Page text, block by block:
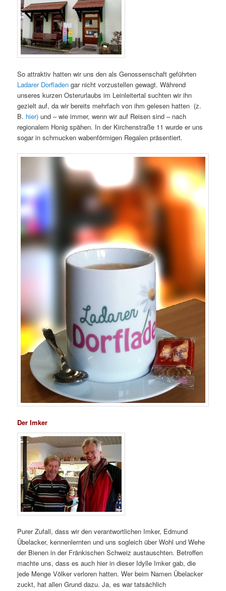
So attraktiv hatten wir uns den als Genossenschaft geführten
Ladarer Dorfladen gar nicht vorzustellen gewagt. Während
unseres kurzen Osterurlaubs im Leinleitertal suchten wir ihn
gezielt auf, da wir bereits mehrfach von ihm gelesen hatten (z.
B. hier) und – wie immer, wenn wir auf Reisen sind – nach
regionalem Honig spähen. In der Kirchenstraße 11 wurde er uns
sogar in schmucken wabenförmigen Regalen präsentiert.
Der Imker
Purer Zufall, dass wir den verantwortlichen Imker, Edmund
Übelacker, kennenlernten und uns sogleich über Wohl und Wehe
der Bienen in der Fränkischen Schweiz austauschten. Betroffen
machte uns, dass es auch hier in dieser Idylle Imker gab, die
jede Menge Völker verloren hatten. Wer beim Namen Übelacker
zuckt, hat allen Grund dazu. Ja, es war tatsächlich